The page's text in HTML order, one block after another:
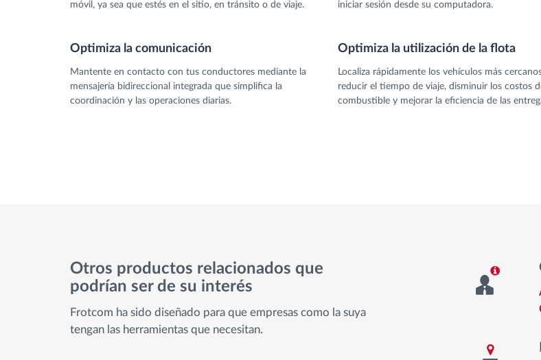
móvil, ya sea que estés en el sitio, en tránsito o de viaje.
iniciar sesión desde su computadora.
Optimiza la comunicación
Mantente en contacto con tus conductores mediante la
mensajería bidireccional integrada que simplifica la
coordinación y las operaciones diarias.
Optimiza la utilización de la flota
Localiza rápidamente los vehículos más
reducir el tiempo de viaje, disminuir los costos
combustible y mejorar la eficiencia de las
Otros productos relacionados que
podrían ser de su interés
Frotcom ha sido diseñado para que empresas como la suya
tengan las herramientas que necesitan.